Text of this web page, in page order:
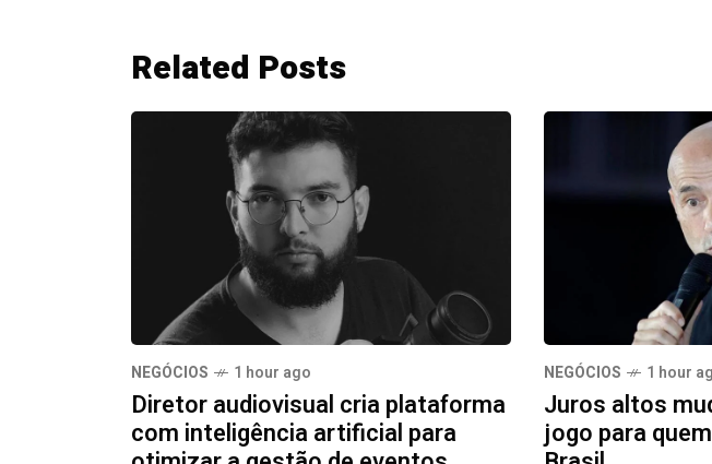
Related Posts
NEGÓCIOS 1 hour ago
Diretor audiovisual cria plataforma
com inteligência artificial para
NEGÓCIOS 1 hour
Juros altos
jogo para